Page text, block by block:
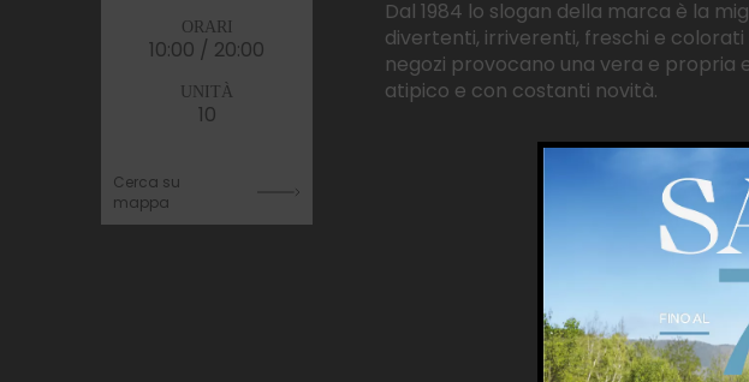
ORARI
10:00 / 20:00
UNITÀ
10
Cerca su
mappa
Dal 1984 lo slogan della marca è la
divertenti, irriverenti, freschi e
negozi provocano una vera e propria
atipico e con costanti novità.